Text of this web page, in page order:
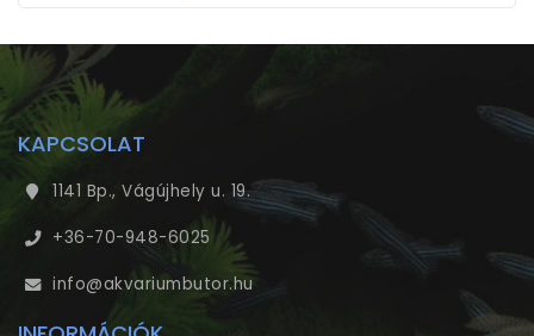
KAPCSOLAT
1141 Bp., Vágújhely u. 19.
+36-70-948-6025
info@akvariumbutor.hu